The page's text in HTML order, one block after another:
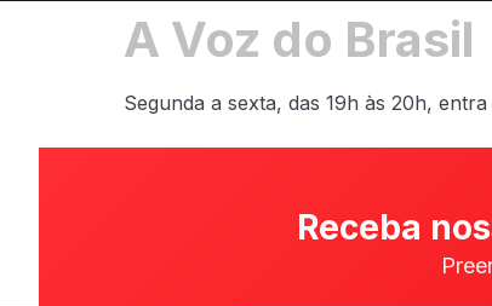
A Voz do Brasil
Segunda a sexta, das 19h às 20h,
Receba